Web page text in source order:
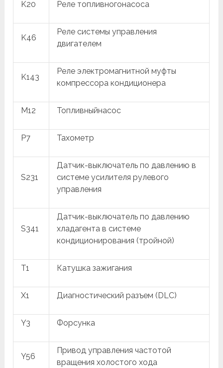
K20 Реле топливногонасоса
K46
Реле системы управления
двигателем
K143
Реле электромагнитной муфты
компрессора кондиционера
M12 Топливныйнасос
P7 Тахометр
S231
Датчик-выключатель по давлению в
системе усилителя рулевого
управления
S341
Датчик-выключатель по давлению
хладагента в системе
кондиционирования (тройной)
T1 Катушка зажигания
X1 Диагностический разъем (DLC)
Y3 Форсунка
Y56
Привод управления частотой
вращения холостого хода